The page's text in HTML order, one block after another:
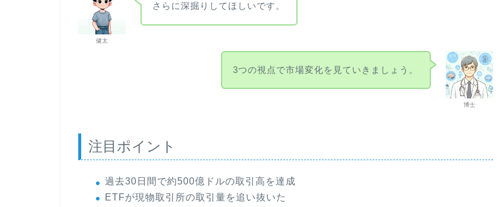
健太
さらに深掘りしてほしいです。
博士
3つの視点で市場変化を見ていきましょう。
注目ポイント
過去30日間で約500億ドルの取引高を達成
ETFが現物取引所の取引量を追い抜いた